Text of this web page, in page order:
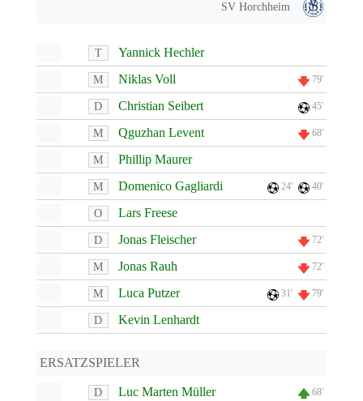
SV Horchheim
T Yannick Hechler
M Niklas Voll 79'
D Christian Seibert 45'
M Qguzhan Levent 68'
M Phillip Maurer
M Domenico Gagliardi 24' 40'
O Lars Freese
D Jonas Fleischer 72'
M Jonas Rauh 72'
M Luca Putzer 31' 79'
D Kevin Lenhardt
ERSATZSPIELER
D Luc Marten Müller 68'